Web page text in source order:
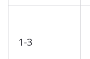
1-3